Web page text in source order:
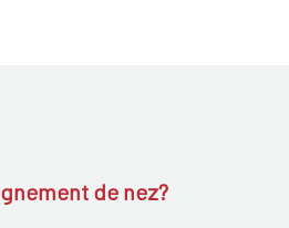
de nez?